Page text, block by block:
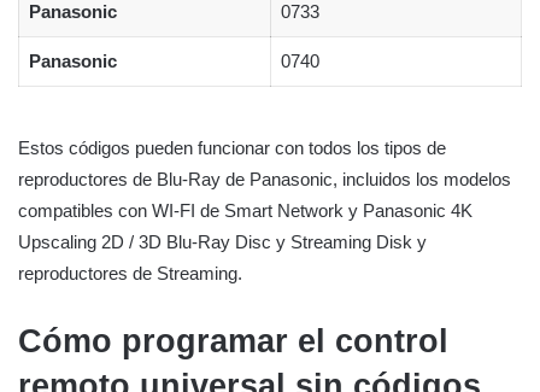
Panasonic 0733
Panasonic 0740
Estos códigos pueden funcionar con todos los tipos de
reproductores de Blu-Ray de Panasonic, incluidos los modelos
compatibles con WI-FI de Smart Network y Panasonic 4K
Upscaling 2D / 3D Blu-Ray Disc y Streaming Disk y
reproductores de Streaming.
Cómo programar el control